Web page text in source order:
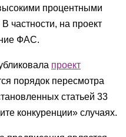
процентными
частности, на проект
ФАС.
проект
порядок пересмотра
статьей 33
конкуренции» случаях.